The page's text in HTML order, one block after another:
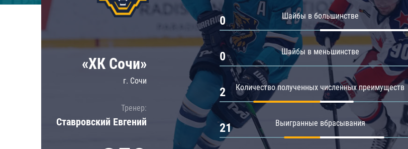
Локомотив
ЦСКА
Шанхайские Драконы
Амур
Барыс
Салават Юлаев
«ХК Сочи»
г. Сочи
Тренер:
Ставровский Евгений
Шайбы в большинстве
0
Шайбы в меньшинстве
0
Количество полученных численных преимуществ
2
Выигранные вбрасывания
21